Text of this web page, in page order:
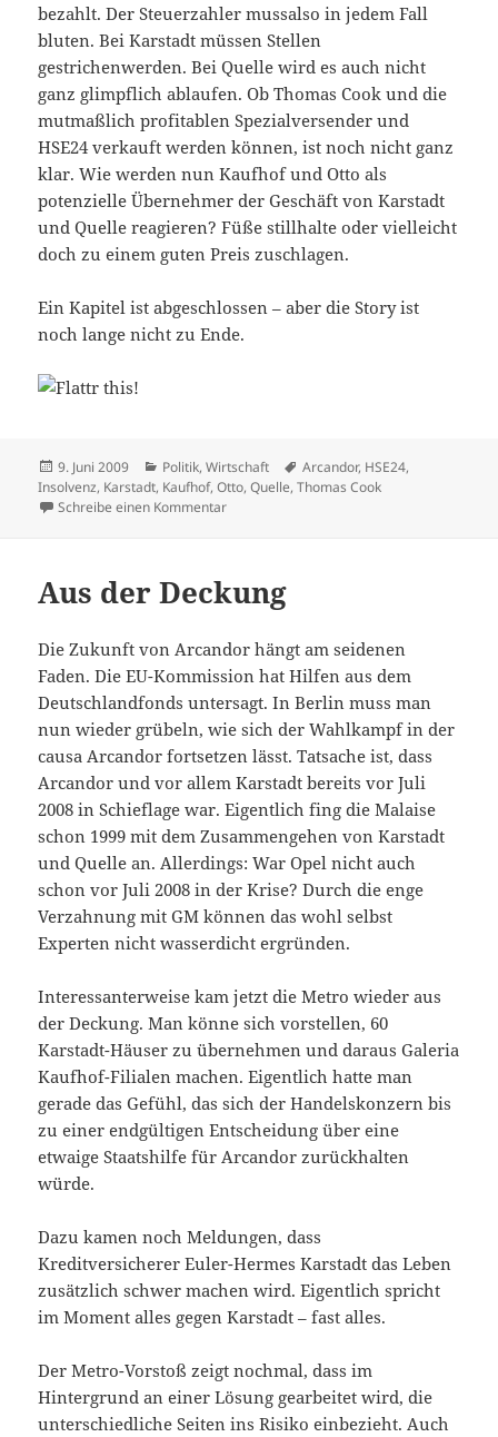
bezahlt. Der Steuerzahler mussalso in jedem Fall
bluten. Bei Karstadt müssen Stellen
gestrichenwerden. Bei Quelle wird es auch nicht
ganz glimpflich ablaufen. Ob Thomas Cook und die
mutmaßlich profitablen Spezialversender und
HSE24 verkauft werden können, ist noch nicht ganz
klar. Wie werden nun Kaufhof und Otto als
potenzielle Übernehmer der Geschäft von Karstadt
und Quelle reagieren? Füße stillhalte oder vielleicht
doch zu einem guten Preis zuschlagen.
Ein Kapitel ist abgeschlossen – aber die Story ist
noch lange nicht zu Ende.
Veröffentlicht
am
9. Juni 2009 Kategorien
Politik,Wirtschaft Schlagwörter
Arcandor, HSE24,
Insolvenz, Karstadt, Kaufhof,Otto,Quelle,Thomas Cook
Schreibe einen Kommentarzu Schöner shoppen in der Pleite
Aus der Deckung
Die Zukunft von Arcandor hängt am seidenen
Faden. Die EU-Kommission hat Hilfen aus dem
Deutschlandfonds untersagt. In Berlin muss man
nun wieder grübeln, wie sich der Wahlkampf in der
causa Arcandor fortsetzen lässt. Tatsache ist, dass
Arcandor und vor allem Karstadt bereits vor Juli
2008 in Schieflage war. Eigentlich fing die Malaise
schon 1999 mit dem Zusammengehen von Karstadt
und Quelle an. Allerdings: War Opel nicht auch
schon vor Juli 2008 in der Krise? Durch die enge
Verzahnung mit GM können das wohl selbst
Experten nicht wasserdicht ergründen.
Interessanterweise kam jetzt die Metro wieder aus
der Deckung. Man könne sich vorstellen, 60
Karstadt-Häuser zu übernehmen und daraus Galeria
Kaufhof-Filialen machen. Eigentlich hatte man
gerade das Gefühl, das sich der Handelskonzern bis
zu einer endgültigen Entscheidung über eine
etwaige Staatshilfe für Arcandor zurückhalten
würde.
Dazu kamen noch Meldungen, dass
Kreditversicherer Euler-Hermes Karstadt das Leben
zusätzlich schwer machen wird. Eigentlich spricht
im Moment alles gegen Karstadt – fast alles.
Der Metro-Vorstoß zeigt nochmal, dass im
Hintergrund an einer Lösung gearbeitet wird, die
unterschiedliche Seiten ins Risiko einbezieht. Auch